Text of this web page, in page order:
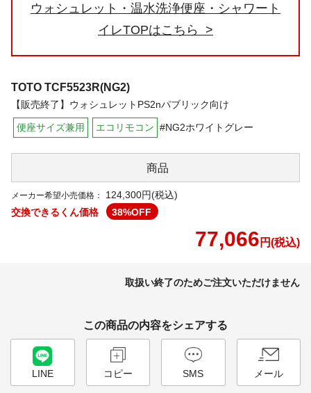
ウォシュレット・温水洗浄便座・シャワート
イレTOPはこちら
TOTO TCF5523R(NG2)
【販売終了】ウォシュレットPS2nパブリック向け
便座サイズ兼用 エコリモコン #NG2ホワイトグレー
商品
メーカー希望小売価格：
124,300円(税込)
交換できるくん価格
38%OFF
77,066 円(税込)
取扱い終了のためご注文いただけません
この商品の内容をシェアする
LINE コピー SMS メール